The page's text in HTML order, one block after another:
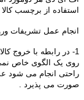
استفاده از برچسب کالا
انجام عمل تشریفات
1- در رابطه با خروج
روی یک الگوی خاص
راحتی انجام می شود
صورت می پذیرد .